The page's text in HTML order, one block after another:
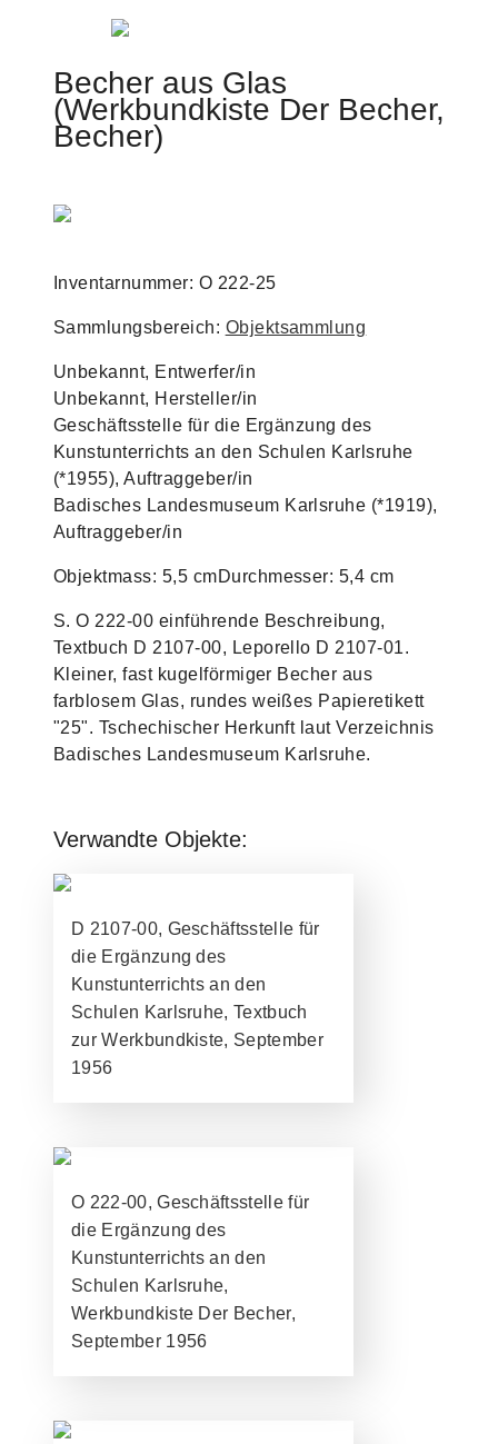
Jump to navigation
Becher aus Glas
(Werkbundkiste Der Becher,
Becher)
Inventarnummer: O 222-25
Sammlungsbereich: Objektsammlung
Unbekannt, Entwerfer/in
Unbekannt, Hersteller/in
Geschäftsstelle für die Ergänzung des
Kunstunterrichts an den Schulen Karlsruhe
(*1955), Auftraggeber/in
Badisches Landesmuseum Karlsruhe (*1919),
Auftraggeber/in
Objektmass: 5,5 cmDurchmesser: 5,4 cm
S. O 222-00 einführende Beschreibung,
Textbuch D 2107-00, Leporello D 2107-01.
Kleiner, fast kugelförmiger Becher aus
farblosem Glas, rundes weißes Papieretikett
"25". Tschechischer Herkunft laut Verzeichnis
Badisches Landesmuseum Karlsruhe.
Verwandte Objekte:
D 2107-00, Geschäftsstelle für
die Ergänzung des
Kunstunterrichts an den
Schulen Karlsruhe, Textbuch
zur Werkbundkiste, September
1956
O 222-00, Geschäftsstelle für
die Ergänzung des
Kunstunterrichts an den
Schulen Karlsruhe,
Werkbundkiste Der Becher,
September 1956